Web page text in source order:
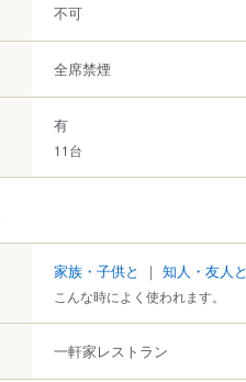
不可
全席禁煙
有
11台
家族・子供と ｜ 知人・友人と
こんな時によく使われます。
一軒家レストラン